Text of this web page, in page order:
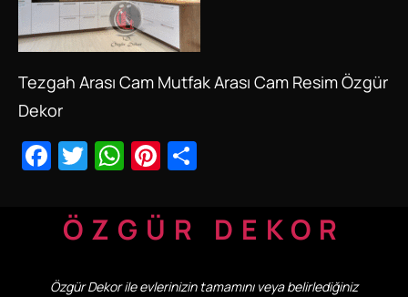
Tezgah Arası Cam Mutfak Arası Cam Resim Özgür
Dekor
Facebook
Twitter
WhatsApp
Pinterest
ÖZGÜR DEKOR
Özgür Dekor ile evlerinizin tamamını veya belirlediğiniz